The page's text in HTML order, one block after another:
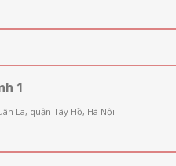
1
La, quận Tây Hồ, Hà Nội